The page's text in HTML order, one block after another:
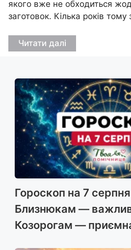
якого вже не обходиться
заготовок. Кілька років
Читати далі
Гороскоп на 7
Близнюкам —
Козорогам —